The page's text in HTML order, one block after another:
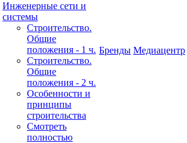
Инженерные сети и
системы
Строительство.
Общие
положения - 1 ч.
Строительство.
Общие
положения - 2 ч.
Особенности и
принципы
строительства
Смотреть
полностью
Бренды Медиацентр